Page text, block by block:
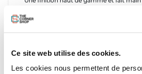
Ce site web utilise des cookies.
Les cookies nous permettent de
Tailles et poids
M : 65 à 75 kg